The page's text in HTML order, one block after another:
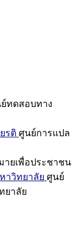
ทดสอบทาง
รติ ศูนย์การแปล
ยเพื่อประชาชน
าวิทยาลัย ศูนย์
ยาลัย